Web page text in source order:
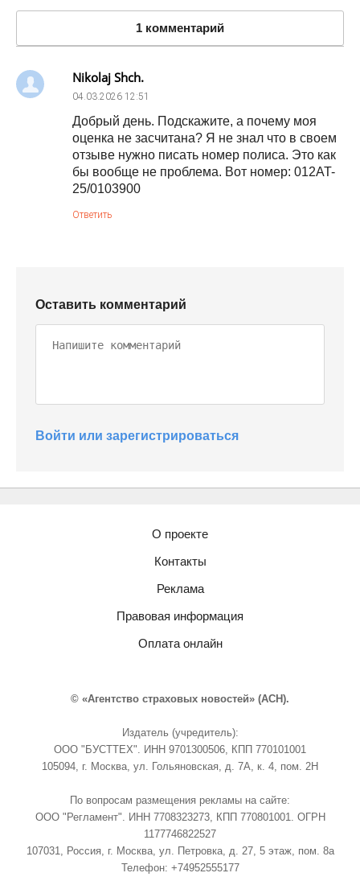
1 комментарий
Nikolaj Shch.
04.03.2026 12:51
Добрый день. Подскажите, а почему моя
оценка не засчитана? Я не знал что в своем
отзыве нужно писать номер полиса. Это как
бы вообще не проблема. Вот номер: 012AT-
25/0103900
Ответить
Оставить комментарий
Войти или зарегистрироваться
О проекте
Контакты
Реклама
Правовая информация
Оплата онлайн
© «Агентство страховых новостей» (АСН).
Издатель (учредитель):
ООО "БУСТТЕХ". ИНН 9701300506, КПП 770101001
105094, г. Москва, ул. Гольяновская, д. 7А, к. 4, пом. 2Н
По вопросам размещения рекламы на сайте:
ООО "Регламент". ИНН 7708323273, КПП 770801001. ОГРН
1177746822527
107031, Россия, г. Москва, ул. Петровка, д. 27, 5 этаж, пом. 8а
Телефон: +74952555177